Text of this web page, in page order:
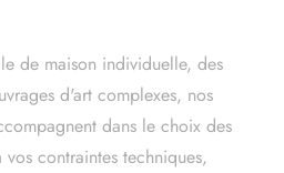
de maison individuelle, des
d'art complexes, nos
dans le choix des
contraintes techniques,